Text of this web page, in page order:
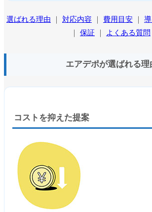
選ばれる理由 対応内容 費用目安
保証 よくある質問
エアデポが選ばれる理
コストを抑えた提案